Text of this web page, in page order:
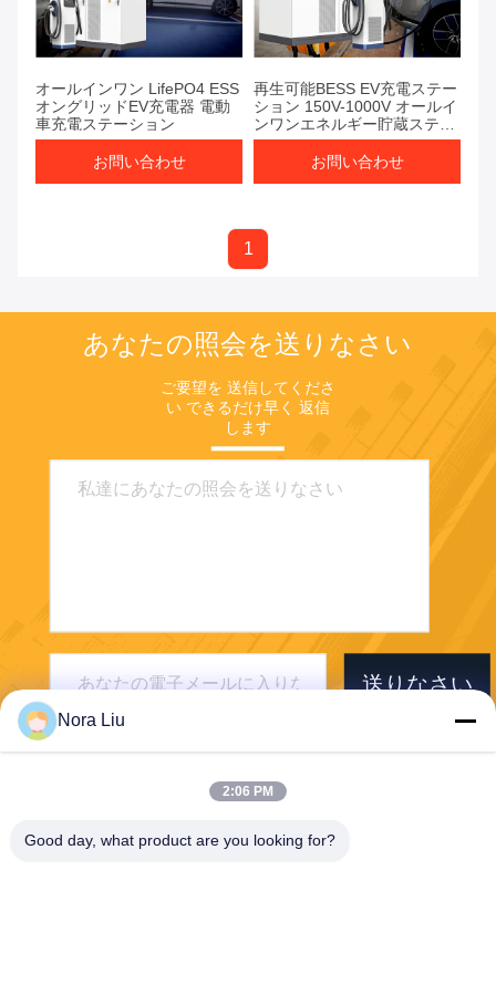
オールインワン LifePO4 ESS
オングリッドEV充電器 電動
車充電ステーション
お問い合わせ
再生可能BESS EV充電ステー
ション 150V-1000V オールイ
ンワンエネルギー貯蔵ステー
ション
お問い合わせ
1
あなたの照会を送りなさい
ご要望を 送信してくださ
い できるだけ早く 返信
します
送りなさい
Nora Liu
2:06 PM
Good day, what product are you looking for?